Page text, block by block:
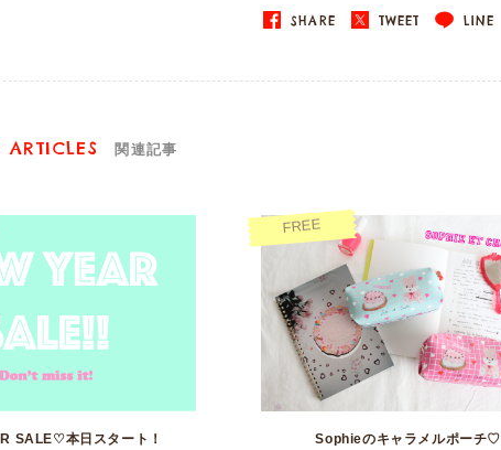
SHARE TWEET LINE
ARTICLES 関連記事
SALE♡本日スタート！
FREE
Sophieのキャラメルポーチ♡